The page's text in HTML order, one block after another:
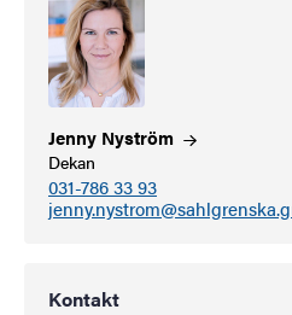
Jenny Nyström
Dekan
031-786 33 93
Kontakt